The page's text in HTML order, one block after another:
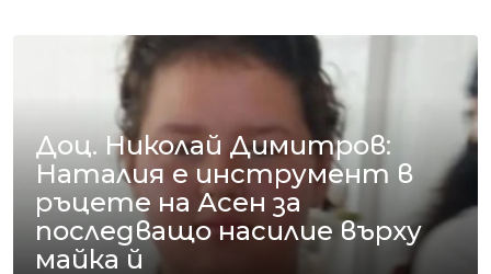
Доц. Николай Димитров:
Наталия е инструмент в
ръцете на Асен за
последващо насилие върху
майка й